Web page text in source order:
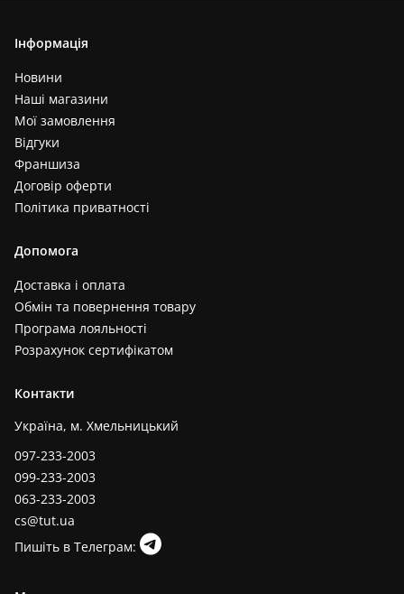
Інформація
Новини
Наші магазини
Мої замовлення
Відгуки
Франшиза
Договір оферти
Політика приватності
Допомога
Доставка і оплата
Обмін та повернення товару
Програма лояльності
Розрахунок сертифікатом
Контакти
Україна, м. Хмельницький
097-233-2003
099-233-2003
063-233-2003
cs@tut.ua
Пишіть в Телеграм: